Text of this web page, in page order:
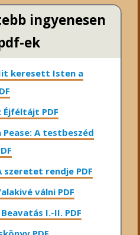
ingyenesen
ek
keresett Isten a
PDF
Pease: A testbeszéd
​szeretet rendje PDF
válni PDF
I.-II. PDF